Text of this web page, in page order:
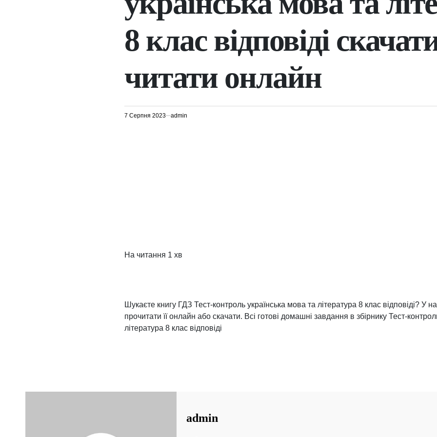
8 клас відповіді
читати онлайн
7 Серпня 2023 admin
На читання 1 хв
Шукаєте книгу ГДЗ Тест-контроль українська мова та література 8 клас відповіді? У
прочитати її онлайн або скачати. Всі готові домашні завдання в збірнику Тест-
література 8 клас відповіді
admin